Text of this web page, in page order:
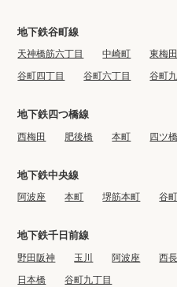
地下鉄谷町線
天神橋筋六丁目 中崎町 東梅田
谷町四丁目
谷町六丁目 谷町
地下鉄四つ橋線
西梅田 肥後橋 本町 四ツ橋
地下鉄中央線
阿波座 本町 堺筋本町 谷
地下鉄千日前線
野田阪神 玉川 阿波座 西
日本橋
谷町九丁目